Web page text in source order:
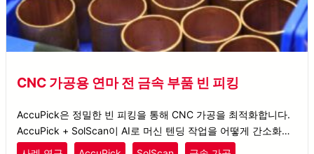
CNC 가공용 연마 전 금속 부품 빈 피킹
AccuPick은 정밀한 빈 피킹을 통해 CNC 가공을 최적화합니다.
AccuPick + SolScan이 AI로 머신 텐딩 작업을 어떻게 간소화하
는지 확인해보세요.